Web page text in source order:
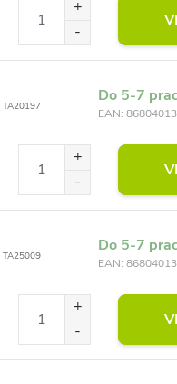
TA20197
Do 5-7
EAN:
TA25009
Do 5-7
EAN: